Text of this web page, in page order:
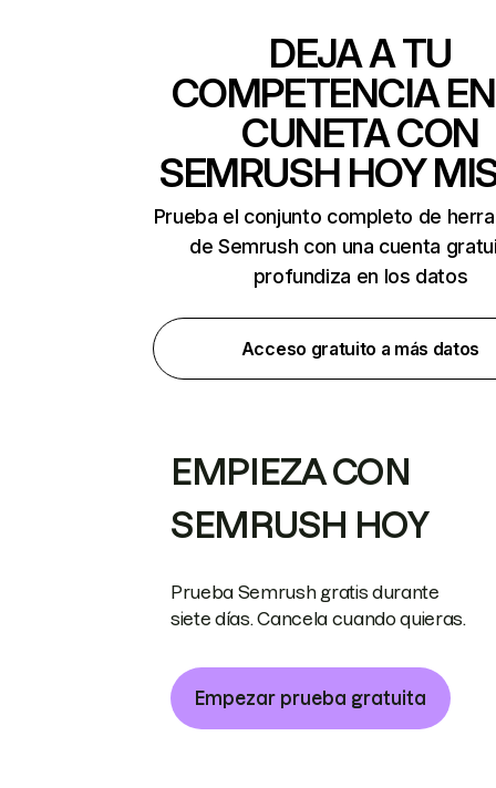
DEJA A TU
COMPETENCIA
CUNETA CON
SEMRUSH HOY
Prueba el conjunto completo de
de Semrush con una cuenta
profundiza en los datos
Acceso gratuito a más datos
EMPIEZA CON
SEMRUSH HOY
Prueba Semrush gratis durante
siete días. Cancela cuando quieras.
Empezar prueba gratuita